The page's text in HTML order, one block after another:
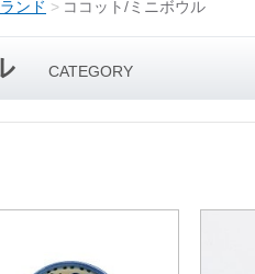
ンド ココット/ミニボウル
CATEGORY